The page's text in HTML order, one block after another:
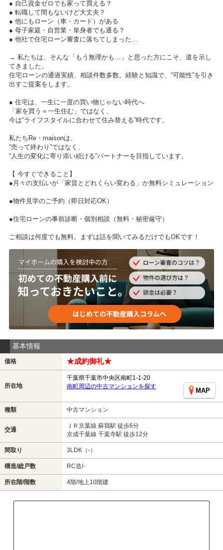
● 自己資金ゼロでも家って買える？
● 転職して間もないけど大丈夫？
● 他にもローン（車・カード）がある
● 母子家庭・自営業・単身者でも通る？
● 他社で住宅ローン審査に落ちてしまった…
→ 私たちは、そんな「もう無理かも…」と思った方にこそ、道を示し
てきました。
住宅ローンの通過実績、相談件数多数。経験と知識で、“可能性”を引き
出すご提案をします。
● 住宅は、一生に一度の買い物じゃない時代へ
「家を買う＝一生住む」ではなく、
今は“ライフスタイルに合わせて住み替える”時代です。
私たちRe・maisonは、
“売って終わり”ではなく、
“人生の変化に寄り添い続ける”パートナーを目指しています。
【 今すぐできること】
●月々の支払いが「家賃とどれくらい変わる」か無料シミュレーション
●物件見学のご予約（即日対応OK）
●住宅ローンの事前診断・個別相談（無料・秘密厳守）
ご相談は何度でも無料。まずは話を聞いてみるだけでもOKです！
基本情報
価格 ★成約御礼★
所在地
千葉県千葉市中央区南町1-1-20
南町周辺の中古マンションを探す
MAP
種類 中古マンション
交通
ＪＲ京葉線 蘇我駅 徒歩6分
京成千葉線 千葉寺駅 徒歩12分
間取り 3LDK（-）
構造/総戸数 RC造/-
所在階/階数 4階/地上10階建